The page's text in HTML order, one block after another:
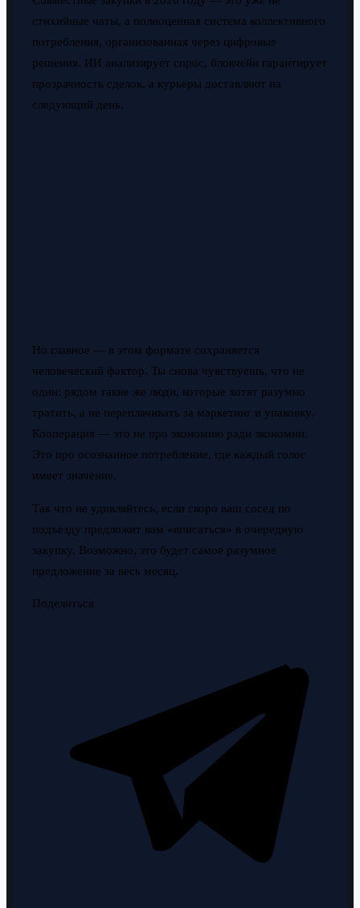
стихийные чаты, а полноценная система коллективного
потребления, организованная через цифровые
решения. ИИ анализирует спрос, блокчейн гарантирует
прозрачность сделок, а курьеры доставляют на
следующий день.
Но главное — в этом формате сохраняется
человеческий фактор. Ты снова чувствуешь, что не
один: рядом такие же люди, которые хотят разумно
тратить, а не переплачивать за маркетинг и упаковку.
Кооперация — это не про экономию ради экономии.
Это про осознанное потребление, где каждый голос
имеет значение.
Так что не удивляйтесь, если скоро ваш сосед по
подъезду предложит вам «вписаться» в очередную
закупку. Возможно, это будет самое разумное
предложение за весь месяц.
Поделиться